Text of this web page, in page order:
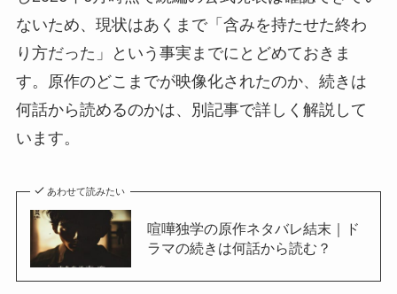
ないため、現状はあくまで「含みを持たせた終わ
り方だった」という事実までにとどめておきま
す。原作のどこまでが映像化されたのか、続きは
何話から読めるのかは、別記事で詳しく解説して
います。
あわせて読みたい
喧嘩独学の原作ネタバレ結末｜ド
ラマの続きは何話から読む？